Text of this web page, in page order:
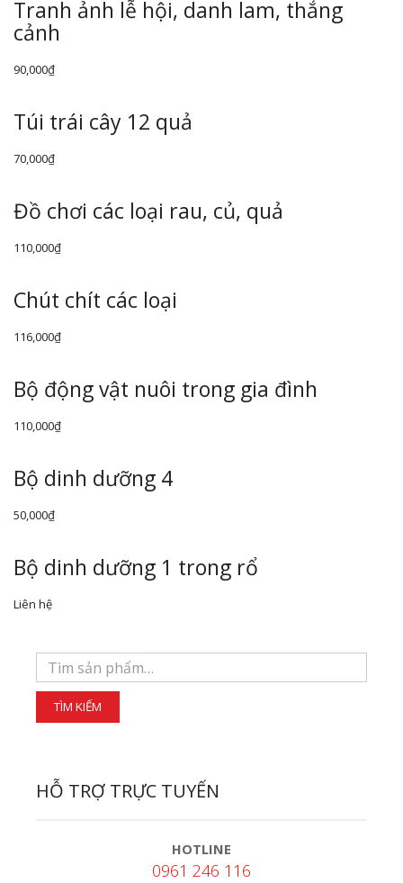
Tranh ảnh lễ hội, danh lam, thắng
cảnh
90,000₫
Túi trái cây 12 quả
70,000₫
Đồ chơi các loại rau, củ, quả
110,000₫
Chút chít các loại
116,000₫
Bộ động vật nuôi trong gia đình
110,000₫
Bộ dinh dưỡng 4
50,000₫
Bộ dinh dưỡng 1 trong rổ
Liên hệ
HỖ TRỢ TRỰC TUYẾN
HOTLINE
0961 246 116